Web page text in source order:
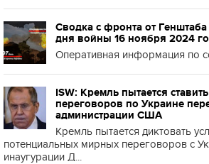
Сводка с фронта от
дня войны 16 ноября 2024
Оперативная информация по
ISW: Кремль пытается
переговоров по Украине
администрации США
Кремль пытается диктовать
потенциальных мирных переговоров с
инаугурации Д...